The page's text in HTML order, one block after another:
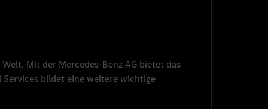
Mit der Mercedes-Benz AG bietet das
Services bildet eine weitere wichtige